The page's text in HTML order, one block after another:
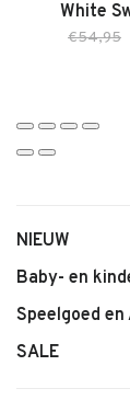
White
€54,95
NIEUW
Baby- en
Speelgoed
SALE